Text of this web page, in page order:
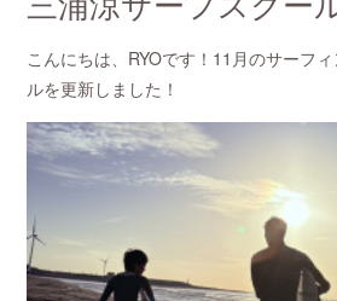
こんにちは、RYOです！11月のサーフ
ルを更新しました！